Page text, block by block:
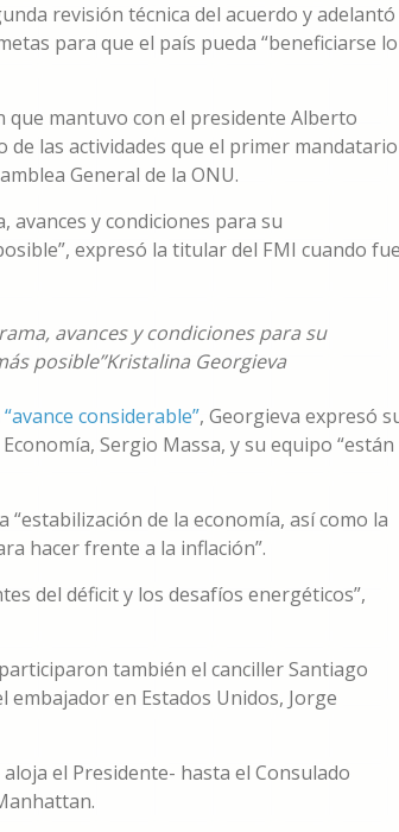
revisión técnica del acuerdo y adelantó
para que el país pueda “beneficiarse lo
mantuvo con el presidente Alberto
las actividades que el primer mandatario
General de la ONU.
avances y condiciones para su
expresó la titular del FMI cuando
avances y condiciones para su
posible”Kristalina Georgieva
considerable”, Georgieva expresó
Sergio Massa, y su equipo “están
de la economía, así como la
hacer frente a la inflación”.
del déficit y los desafíos energéticos”,
también el canciller Santiago
embajador en Estados Unidos, Jorge
el Presidente- hasta el Consulado